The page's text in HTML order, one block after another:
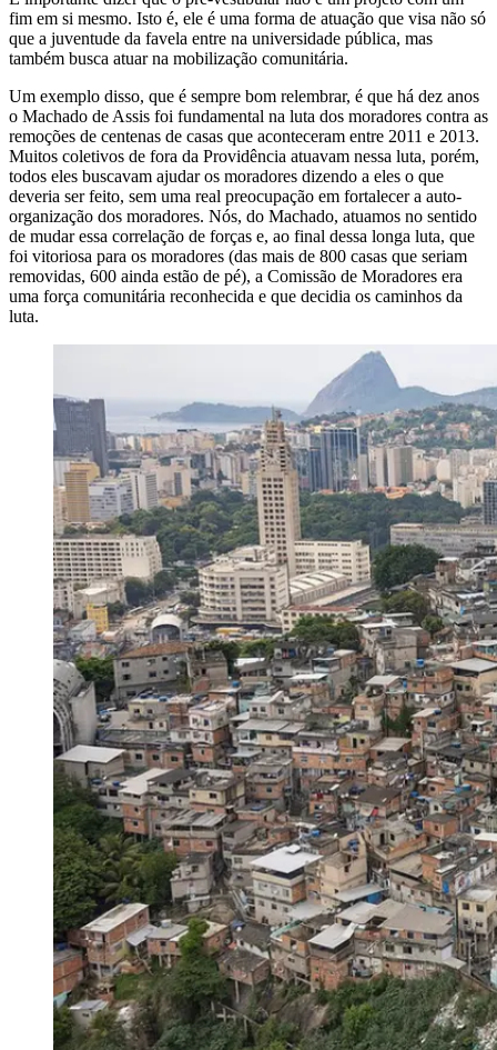
fim em si mesmo. Isto é, ele é uma forma de atuação que visa não só
que a juventude da favela entre na universidade pública, mas
também busca atuar na mobilização comunitária.
Um exemplo disso, que é sempre bom relembrar, é que há dez anos
o Machado de Assis foi fundamental na luta dos moradores contra as
remoções de centenas de casas que aconteceram entre 2011 e 2013.
Muitos coletivos de fora da Providência atuavam nessa luta, porém,
todos eles buscavam ajudar os moradores dizendo a eles o que
deveria ser feito, sem uma real preocupação em fortalecer a auto-
organização dos moradores. Nós, do Machado, atuamos no sentido
de mudar essa correlação de forças e, ao final dessa longa luta, que
foi vitoriosa para os moradores (das mais de 800 casas que seriam
removidas, 600 ainda estão de pé), a Comissão de Moradores era
uma força comunitária reconhecida e que decidia os caminhos da
luta.